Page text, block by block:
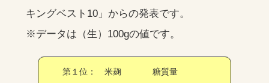
キングベスト10」からの発表です。
※データは（生）100gの値です。
第１位： 米麹
糖質量